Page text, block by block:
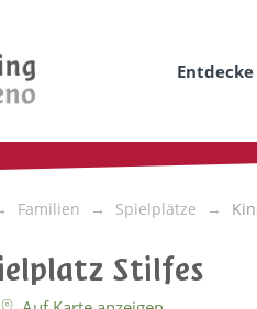
Familien Spielplätze
Stilfes